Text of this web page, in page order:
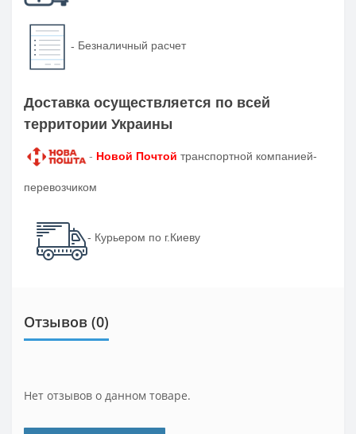
- Безналичный расчет
Доставка осуществляется по всей
территории Украины
- Новой Почтой транспортной компанией-
перевозчиком
- Курьером по г.Киеву
Отзывов (0)
Нет отзывов о данном товаре.